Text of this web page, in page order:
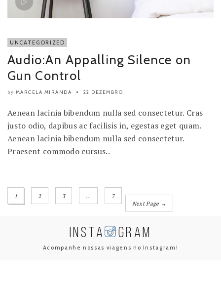
UNCATEGORIZED
Audio:An Appalling Silence on
Gun Control
by MARCELA MIRANDA 22 DEZEMBRO
Aenean lacinia bibendum nulla sed consectetur. Cras
justo odio, dapibus ac facilisis in, egestas eget quam.
Aenean lacinia bibendum nulla sed consectetur.
Praesent commodo cursus..
1 2 3 …
7
Next Page →
INSTA GRAM
Acompanhe nossas viagens no Instagram!